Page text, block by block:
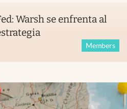
Warsh se enfrenta al
Members